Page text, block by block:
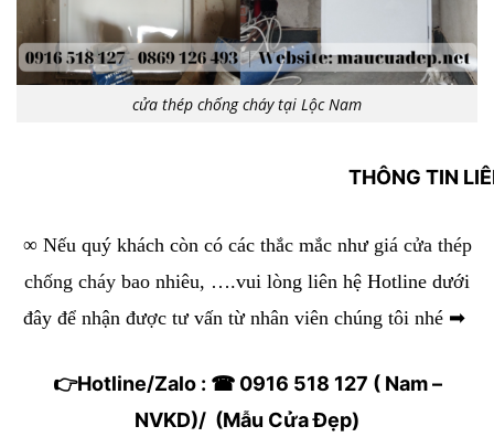
cửa thép chống cháy tại Lộc Nam
THÔNG TIN
∞ Nếu quý khách còn có các thắc mắc như giá cửa thép
chống cháy bao nhiêu, ….vui lòng liên hệ Hotline dưới
đây để nhận được tư vấn từ nhân viên chúng tôi nhé ➡
👉Hotline/Zalo : ☎0916 518 127 ( Nam –
NVKD)/ (Mẫu Cửa Đẹp)